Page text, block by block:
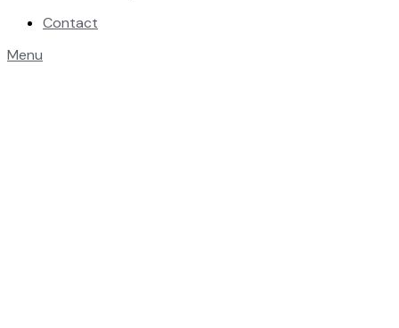
Contact
Menu